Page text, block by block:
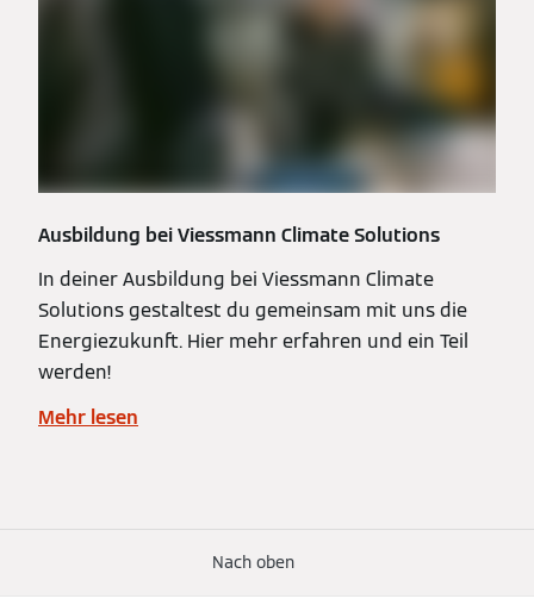
Ausbildung bei Viessmann Climate Solutions
In deiner Ausbildung bei Viessmann Climate
Solutions gestaltest du gemeinsam mit uns die
Energiezukunft. Hier mehr erfahren und ein Teil
werden!
Mehr lesen
Nach oben